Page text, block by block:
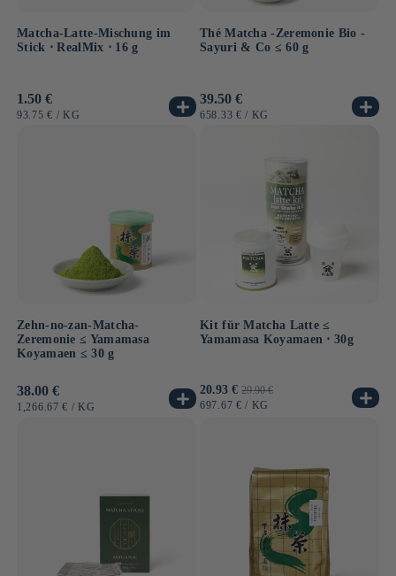
Matcha-Latte-Mischung im
Stick ⋅ RealMix ⋅ 16 g
Normaler
Preis
1.50 €
GRUNDPREIS
93.75 € / PRO
KG
Thé Matcha -Zeremonie Bio -
Sayuri & Co ≤ 60 g
Normaler
Preis
39.50 €
GRUNDPREIS
658.33 € / PRO
KG
Zehn-no-zan-Matcha-
Zeremonie ≤ Yamamasa
Koyamaen ≤ 30 g
Normaler
Preis
38.00 €
GRUNDPREIS
1,266.67 € / PRO
KG
Kit für Matcha Latte ≤
Yamamasa Koyamaen ⋅ 30g
Verkaufspreis
20.93 € Normaler
Preis
29.90 €
GRUNDPREIS
697.67 € / PRO
KG